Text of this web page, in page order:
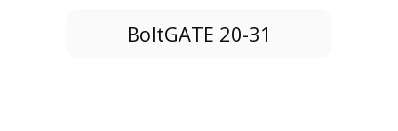
BoltGATE 20-31